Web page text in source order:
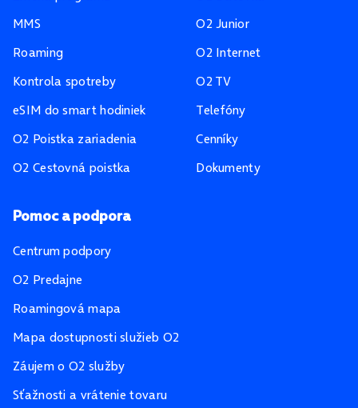
MMS
Roaming
Kontrola spotreby
eSIM do smart hodiniek
O2 Poistka zariadenia
O2 Cestovná poistka
O2 Junior
O2 Internet
O2 TV
Telefóny
Cenníky
Dokumenty
Pomoc a podpora
Centrum podpory
O2 Predajne
Roamingová mapa
Mapa dostupnosti služieb O2
Záujem o O2 služby
Sťažnosti a vrátenie tovaru